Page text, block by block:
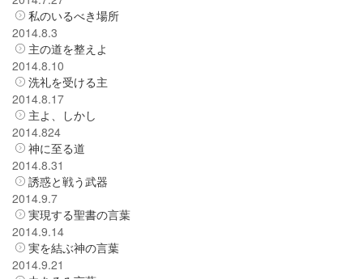
私のいるべき場所
2014.8.3
主の道を整えよ
2014.8.10
洗礼を受ける主
2014.8.17
主よ、しかし
2014.824
神に至る道
2014.8.31
誘惑と戦う武器
2014.9.7
実現する聖書の言葉
2014.9.14
実を結ぶ神の言葉
2014.9.21